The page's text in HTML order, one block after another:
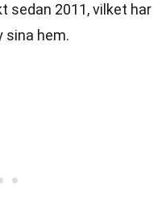
sedan 2011, vilket har
hem.